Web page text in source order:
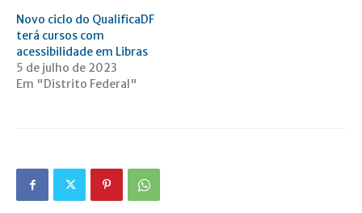
Novo ciclo do QualificaDF
terá cursos com
acessibilidade em Libras
5 de julho de 2023
Em "Distrito Federal"